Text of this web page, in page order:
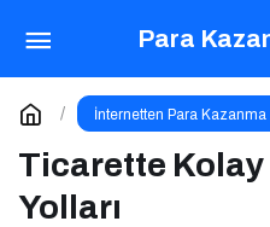
Para
İnternetten Para Kazanma
Ticarette
Yolları
Ticarette Kolay
Yorum Yap